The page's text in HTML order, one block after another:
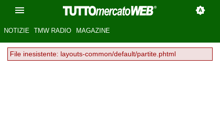
NOTIZIE TMW RADIO MAGAZINE
File inesistente: layouts-common/default/partite.phtml